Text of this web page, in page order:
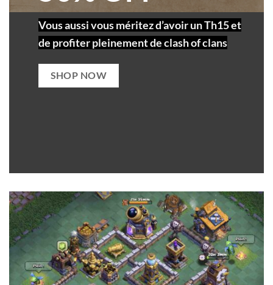
Vous aussi vous méritez d’avoir un Th15 et
de profiter pleinement de clash of clans
SHOP NOW